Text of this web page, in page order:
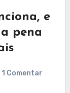
e
pena
1 Comentar